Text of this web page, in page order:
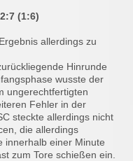
(1:6)
allerdings zu
Hinrunde
wusste der
ungerechtfertigten
Fehler in der
steckte allerdings nicht
die allerdings
innerhalb einer Minute
zum Tore schießen ein.